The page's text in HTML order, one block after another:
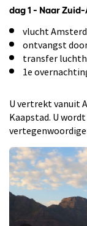
dag 1 - Naar
vlucht
ontvangst
transfer
1e
U vertrekt vanuit
Kaapstad. U